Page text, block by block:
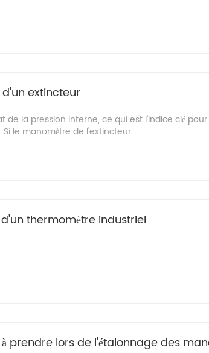
extincteur
de la pression interne, ce qui est l'indice clé
le manomètre de l'extincteur ...
thermomètre industriel
prendre lors de l'étalonnage des